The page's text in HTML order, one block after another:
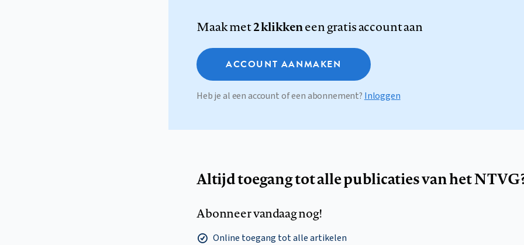
Maak met2 klikkeneen gratis account aan
ACCOUNT AANMAKEN
Heb je al een account of een abonnement? Inloggen
Altijd toegang tot alle publicaties van het
Abonneer vandaag nog!
Online toegang tot alle artikelen